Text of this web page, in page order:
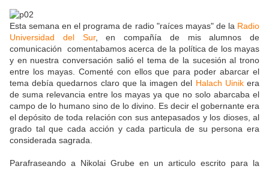
Esta semana en el programa de radio "raíces mayas" de la Radio
Universidad del Sur, en compañía de mis alumnos de
comunicación comentabamos acerca de la política de los mayas
y en nuestra conversación salió el tema de la sucesión al trono
entre los mayas. Comenté con ellos que para poder abarcar el
tema debía quedarnos claro que la imagen del Halach Uinikera
de suma relevancia entre los mayas ya que no solo abarcaba el
campo de lo humano sino de lo divino. Es decir el gobernante era
el depósito de toda relación con sus antepasados y los dioses, al
grado tal que cada acción y cada particula de su persona era
considerada sagrada.
Parafraseando a Nikolai Grube en un articulo escrito para la